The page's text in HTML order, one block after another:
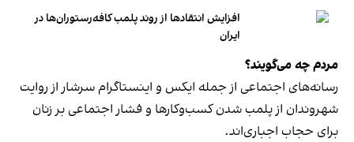
افزایش انتقادها از روند پلمب کافه‌رستوران‌ها در
ایران
مردم چه می‌گویند؟
رسانه‎‌های اجتماعی از جمله ایکس و اینستاگرام سرشار از روایت
شهروندان از پلمب شدن کسب‌وکارها و فشار اجتماعی بر زنان
برای حجاب اجباری‌اند.